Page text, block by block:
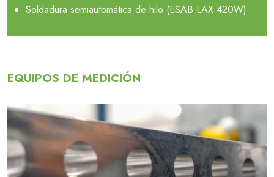
Soldadura semiautomática de hilo (ESAB LAX 420W)
EQUIPOS DE MEDICIÓN